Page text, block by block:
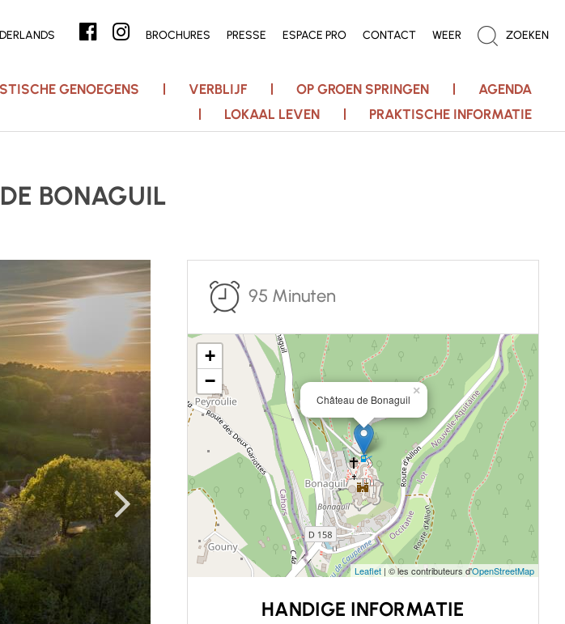
BROCHURES PRESSE ESPACE PRO CONTACT WEER ZOEKEN
GENOEGENS VERBLIJF OP GROEN SPRINGEN
AGENDA
LOKAAL LEVEN
PRAKTISCHE INFORMATIE
BONAGUIL
95 Minuten
Château de Bonaguil
×
+
−
Leaflet | © les contributeurs d'OpenStreetMap
HANDIGE INFORMATIE